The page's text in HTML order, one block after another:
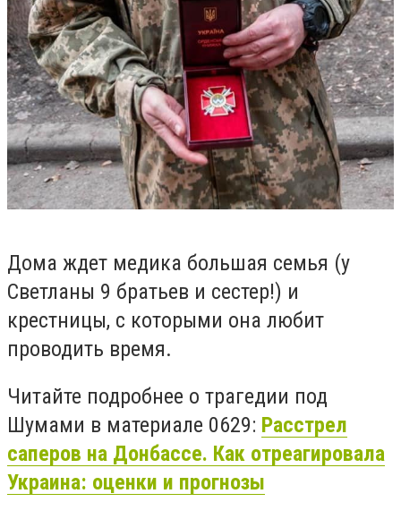
Дома ждет медика большая семья (у
Светланы 9 братьев и сестер!) и
крестницы, с которыми она любит
проводить время.
Читайте подробнее о трагедии под
Шумами в материале 0629: Расстрел
саперов на Донбассе. Как отреагировала
Украина: оценки и прогнозы